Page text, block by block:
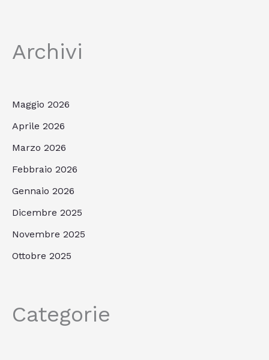
Archivi
Maggio 2026
Aprile 2026
Marzo 2026
Febbraio 2026
Gennaio 2026
Dicembre 2025
Novembre 2025
Ottobre 2025
Categorie